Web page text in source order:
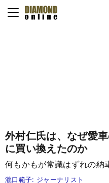
外村仁氏は、なぜ愛
に買い換えたのか
何もかもが常識はずれの納
瀧口範子: ジャーナリスト